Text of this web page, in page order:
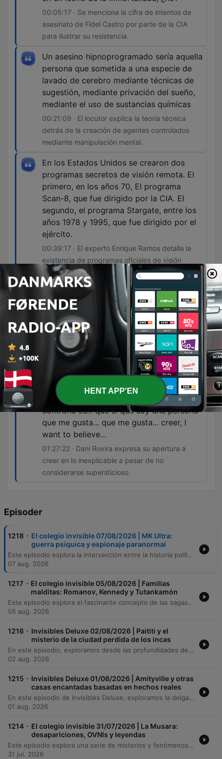
00:05:17 · Se menciona la cifra de intentos de
asesinato de Fidel Castro por parte de la CIA
para ilustrar su resistencia.
Un asesino hipnoprogramado sería aquella
persona que sometida a una especie de
lavado de cerebro mediante técnicas de
sugestión, mediante privación del sueño,
mediante el uso de sustancias químicas
00:21:09 · El locutor explica la teoría técnica
detrás de la creación de agentes controlados
mediante manipulación mental.
En los Estados Unidos se crearon dos
programas secretos de visión remota. El
primero, en los años 70, El programa
Scan-8, que fue dirigido por la CIA. El
segundo, el programa Stargate, entre los
años 1978 y 1995, que fue dirigido por el
ejército.
00:39:17 · El experto Enrique Ramos detalla la
existencia de programas oficiales de visión
remota en EE. UU.
Independientemente de que creyésemos o
no creyésemos... en lo oculto, lo
paranormal, los ovnis... hay toda una
dimensión mucho más grande de lo que la
gente se cree.
01:08:46 · El experto reflexiona sobre la
existencia de una dimensión desconocida que va
más allá de las creencias populares.
no soy nada supersticioso... cosa
contraria es... que sí que soy una persona
que me gusta... que me gusta... creer, I
want to believe...
01:27:22 · Dani Rovira expresa su apertura a
creer en lo inexplicable a pesar de no
considerarse supersticioso.
Episoder
1218 - El colegio invisible 07/08/2026 | MK Ultra:
guerra psíquica y espionaje paranormal
Este episodio explora la intersección entre la historia política, la guerra psicológica y los fenómenos paranormales. Desde los intentos de la CIA por eliminar a Fidel Castro y sus supuestos vínculos con la santería, hasta los experimentos de control mental como el proyecto MK Ultra y la investigación de capacidades psíquicas durante la Guerra Fría. Asimismo, se analizan casos de uso de la intuición y la radiestesia en la seguridad nacional española, así como las leyendas de presencias y sucesos inexplicables en teatros emblemáticos como el Cervantes de Almería y el Teatro Español.
07 aug. 2026
1217 - El colegio invisible 05/08/2026 | Familias
malditas: Romanov, Kennedy y Tutankamón
Este episodio explora el fascinante concepto de las sagas familiares malditas, analizando la trágica historia de los Romanov y la supuesta desgracia vinculada a los huevos Fabergé. A través de un recorrido histórico, se examinan las tragedias que han marcado a dinastías como los Kennedy, los Habsburgo y los Grimaldi, así como leyendas sobre figuras como Rasputín y Bruce Lee. Asimismo, el programa profundiza en el misticismo del antiguo Egipto, abordando el descubrimiento de la tumba de Tutankamón, la leyenda de la maldición de Lord Carnarvon y el simbolismo de los amuletos protectores. El relato concluye desmitificando diversos relatos sobre el mal de ojo y las supuestas maldiciones arqueológicas, señalando cómo la prensa y la cultura popular han transformado hechos históricos en leyendas urbanas.
05 aug. 2026
1216 - Invisibles Deluxe 02/08/2026 | Paititi y el
misterio de la ciudad perdida de los incas
En este episodio, exploramos desde las profundidades de la selva amazónica hasta los misterios urbanos de Europa. Iniciamos con una entrevista al explorador Diego Cortijo sobre sus expediciones en Madre de Dios, la búsqueda del mito de Paititi y hallazgos arqueológicos como los petroglifos de Pusharo. Posteriormente, analizamos la ciencia y el simbolismo de las pesadillas junto al autor Enrique Ramos, abordando desde la parálisis del sueño hasta su presencia en el reino animal. El viaje concluye con el descubrimiento de la 'chincana' en Cusco y un recorrido por los secretos históricos, leyendas religiosas y misterios de Nápoles.
02 aug. 2026
1215 - Invisibles Deluxe 01/08/2026 | Amityville y otras
casas encantadas basadas en hechos reales
En este episodio de Invisibles Deluxe, exploramos la delgada línea entre la realidad y el mito. Desde el misterio del 'monstruo de las cloacas de Sabadell' hasta las leyendas urbanas que perduran en nuestra memoria, analizamos cómo los hallazgos científicos y las interpretaciones erróneas moldean nuestra percepción del mundo. El viaje continúa a través de las expediciones de Josep María Palau por la Amazonía, revelando descubrimientos arqueológicos y civilizaciones perdidas, para luego transitar entre el terror de las casas malditas en el cine y las fascinantes conexiones entre la música y el fenómeno ovni.
01 aug. 2026
1214 - El colegio invisible 31/07/2026 | La Musara:
desapariciones, OVNIs y leyendas
Este episodio explora una serie de misterios y fenómenos paranormales que conectan España y Colombia. Desde las leyendas de brujas, dimensiones paralelas y anomalías temporales en el pueblo abandonado de La Musara (Tarragona), hasta casos de desapariciones inexplicables como la del niño pintor de Málaga o encuentros con objetos voladores en Montserrat. La narrativa se traslada al Salto de Tequendama en Colombia, analizando su trágica historia de suicidios, leyendas de sacrificios indígenas y la presencia de presencias espirituales. El recorrido concluye examinando cómo la violencia y el conflicto han moldeado mitos modernos, incluyendo la mitificación de figuras criminales y rituales de supervivencia.
31 jul. 2026
HENT APP'EN